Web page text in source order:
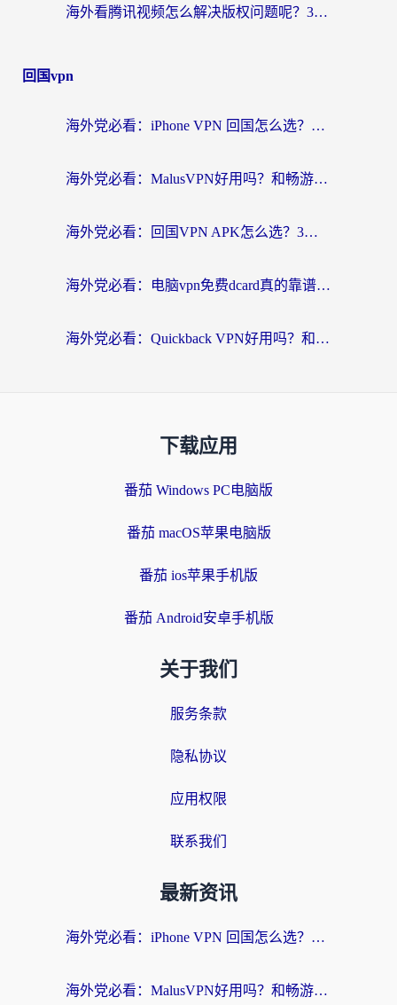
海外看腾讯视频怎么解决版权问题呢？3步让你轻松解锁国内影视自由
回国vpn
海外党必看：iPhone VPN 回国怎么选？一篇搞定无缝访问国内资源
海外党必看：MalusVPN好用吗？和畅游VPN对比哪个回国效果更好？附穿梭飞鱼神龟真实体验
海外党必看：回国VPN APK怎么选？3步教你无缝刷国内剧玩国服
海外党必看：电脑vpn免费dcard真的靠谱吗？教你选对回国加速器无缝访问国内资源
海外党必看：Quickback VPN好用吗？和小黑牛VPN对比哪个回国效果更好？附真实体验+避坑指南
下载应用
番茄 Windows PC电脑版
番茄 macOS苹果电脑版
番茄 ios苹果手机版
番茄 Android安卓手机版
关于我们
服务条款
隐私协议
应用权限
联系我们
最新资讯
海外党必看：iPhone VPN 回国怎么选？一篇搞定无缝访问国内资源
海外党必看：MalusVPN好用吗？和畅游VPN对比哪个回国效果更好？附穿梭飞鱼神龟真实体验